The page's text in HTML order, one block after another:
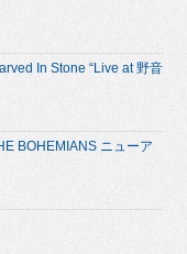
In Stone “Live at 野音
BOHEMIANS ニューア